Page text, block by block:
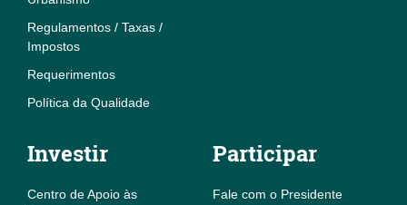
Regulamentos / Taxas /
Impostos
Requerimentos
Política da Qualidade
Investir
Centro de Apoio às
Participar
Fale com o Presidente